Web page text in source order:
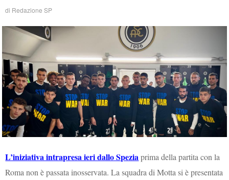
di Redazione SP
L’iniziativa intrapresa ieri dallo Spezia prima della partita con la
Roma non è passata inosservata. La squadra di Motta si è presentata